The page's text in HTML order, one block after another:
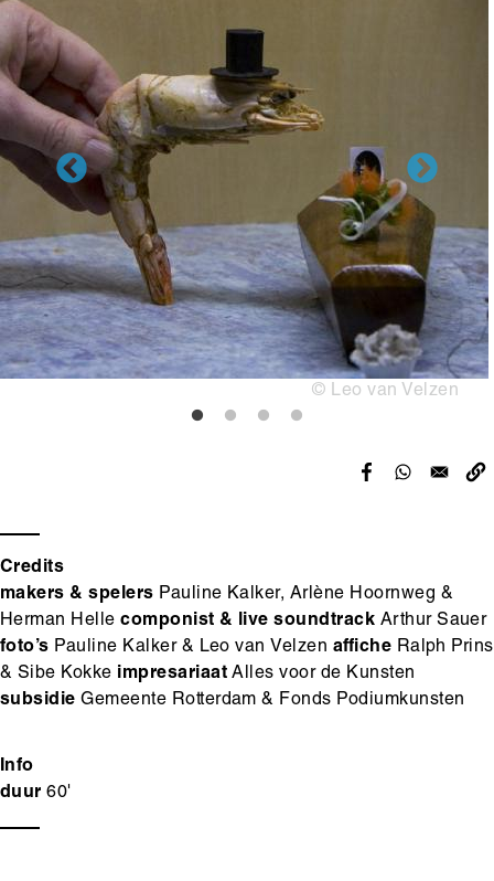
© Leo van Velzen
Credits
makers & spelers Pauline Kalker, Arlène Hoornweg &
Herman Hellecomponist & live soundtrack Arthur Sauer
foto’s Pauline Kalker & Leo van Velzen affiche Ralph Prins
& Sibe Kokke impresariaatAlles voor de Kunsten
subsidie Gemeente Rotterdam & Fonds Podiumkunsten
Info
duur 60'